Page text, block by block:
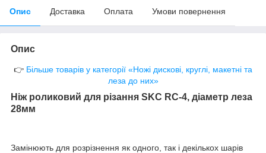
Опис Доставка Оплата Умови повернення
Опис
👉 Більше товарів у категорії «Ножі дискові, круглі, макетні та
леза до них»
Ніж роликовий для різання SKC RC-4, діаметр леза
28мм
Замінюють для розрізнення як одного, так і декількох шарів